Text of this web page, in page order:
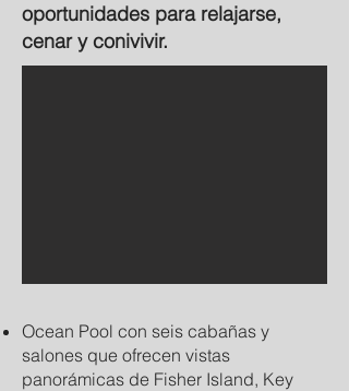
oportunidades para relajarse,
cenar y conivivir.
Ocean Pool con seis cabañas y
salones que ofrecen vistas
panorámicas de Fisher Island, Key